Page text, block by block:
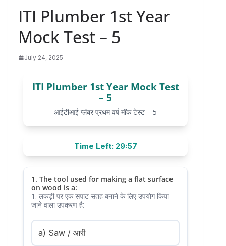
ITI Plumber 1st Year
Mock Test – 5
July 24, 2025
ITI Plumber 1st Year Mock Test
– 5
आईटीआई प्लंबर प्रथम वर्ष मॉक टेस्ट – 5
Time Left: 29:57
1. The tool used for making a flat surface
on wood is a:
1. लकड़ी पर एक सपाट सतह बनाने के लिए उपयोग किया
जाने वाला उपकरण है:
a) Saw / आरी